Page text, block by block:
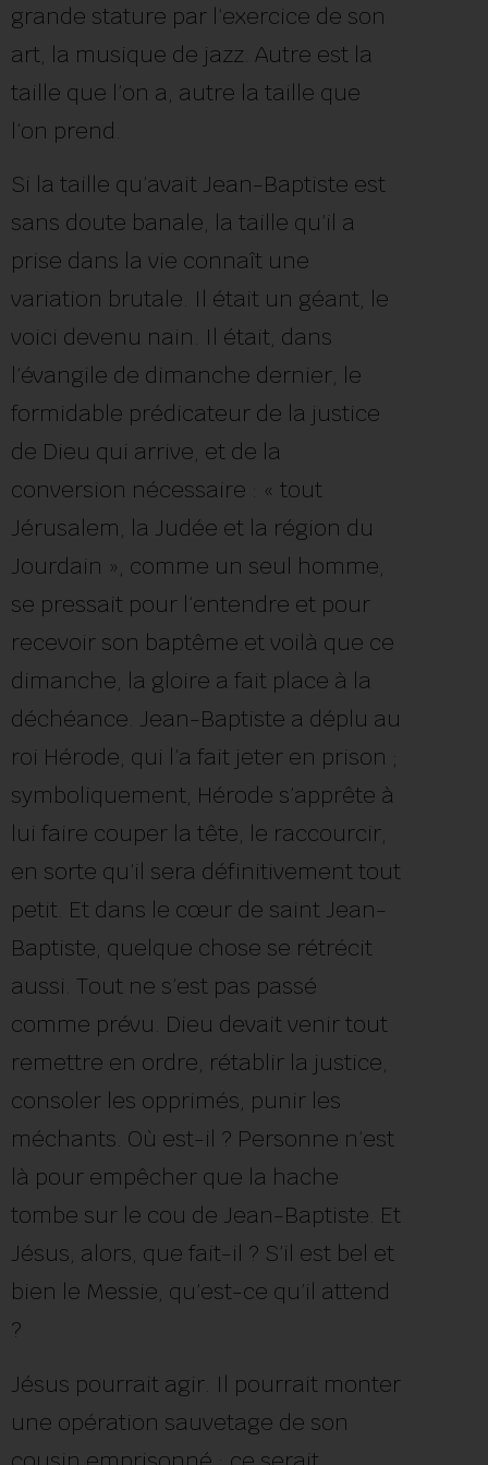
grande stature par l’exercice de son
art, la musique de jazz. Autre est la
taille que l’on a, autre la taille que
l’on prend.
Si la taille qu’avait Jean-Baptiste est
sans doute banale, la taille qu’il a
prise dans la vie connaît une
variation brutale. Il était un géant, le
voici devenu nain. Il était, dans
l’évangile de dimanche dernier, le
formidable prédicateur de la justice
de Dieu qui arrive, et de la
conversion nécessaire : « tout
Jérusalem, la Judée et la région du
Jourdain », comme un seul homme,
se pressait pour l’entendre et pour
recevoir son baptême.et voilà que ce
dimanche, la gloire a fait place à la
déchéance. Jean-Baptiste a déplu au
roi Hérode, qui l’a fait jeter en prison ;
symboliquement, Hérode s’apprête à
lui faire couper la tête, le raccourcir,
en sorte qu’il sera définitivement tout
petit. Et dans le cœur de saint Jean-
Baptiste, quelque chose se rétrécit
aussi. Tout ne s’est pas passé
comme prévu. Dieu devait venir tout
remettre en ordre, rétablir la justice,
consoler les opprimés, punir les
méchants. Où est-il ? Personne n’est
là pour empêcher que la hache
tombe sur le cou de Jean-Baptiste. Et
Jésus, alors, que fait-il ? S’il est bel et
bien le Messie, qu’est-ce qu’il attend
?
Jésus pourrait agir. Il pourrait monter
une opération sauvetage de son